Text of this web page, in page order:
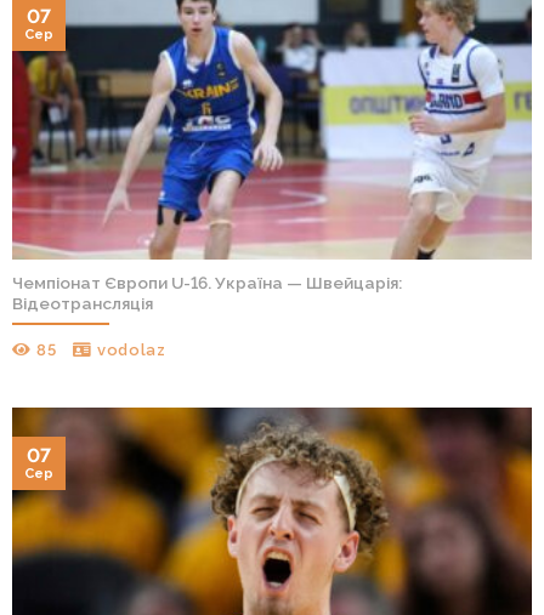
Чемпіонат Європи U-16. Україна — Швейцарія:
Відеотрансляція
85 vodolaz
07
Сер
07
Сер